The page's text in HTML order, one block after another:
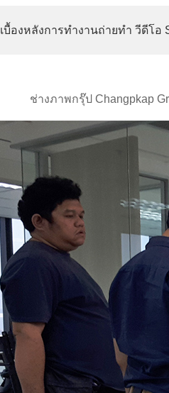
เบื้องหลังการทำงานถ่ายทำ วีดีโอ
ช่างภาพกรุ๊ป Changpkap